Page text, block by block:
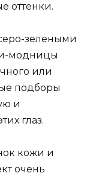
оттенки.
зелеными
модницы
или
подборы
и
глаз.
кожи и
очень